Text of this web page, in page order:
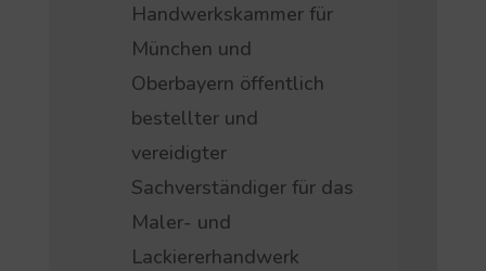
Handwerkskammer für
München und
Oberbayern öffentlich
bestellter und
vereidigter
Sachverständiger für das
Maler- und
Lackiererhandwerk